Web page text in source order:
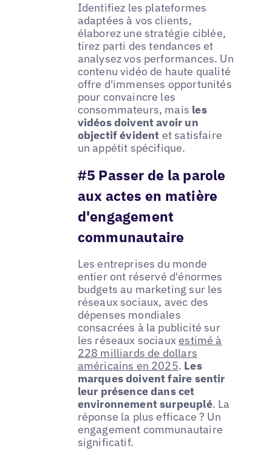
Identifiez les plateformes
adaptées à vos clients,
élaborez une stratégie ciblée,
tirez parti des tendances et
analysez vos performances. Un
contenu vidéo de haute qualité
offre d'immenses opportunités
pour convaincre les
consommateurs, mais les
vidéos doivent avoir un
objectif évident et satisfaire
un appétit spécifique.
#5 Passer de la parole
aux actes en matière
d'engagement
communautaire
Les entreprises du monde
entier ont réservé d'énormes
budgets au marketing sur les
réseaux sociaux, avec des
dépenses mondiales
consacrées à la publicité sur
les réseaux sociaux estimé à
228 milliards de dollars
américains en 2025. Les
marques doivent faire sentir
leur présence dans cet
environnement surpeuplé. La
réponse la plus efficace ? Un
engagement communautaire
significatif.